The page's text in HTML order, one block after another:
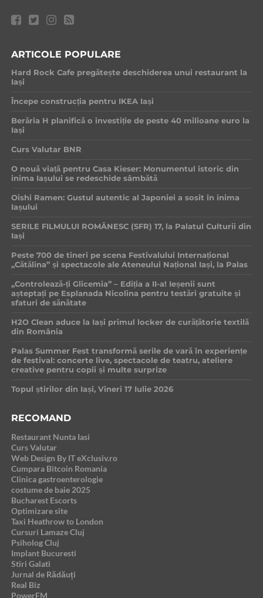
ARTICOLE POPULARE
Hard Rock Cafe pregătește deschiderea unui restaurant la
Iași
Începe construcția pentru IKEA Iași
Berăria H planifică o investiție de peste 40 milioane euro la
Iași
Curs Valutar BNR
O nouă viață pentru Casa Kieser: Monumentul istoric din
inima Iașului se redeschide sâmbătă
Oishi Ramen: Gustul autentic al Japoniei a sosit în inima
Iașului
SERILE FILMULUI ROMÂNESC (SFR) 17, la Palatul Culturii din
Iași
Peste 700 de tineri pe scena Festivalului Internațional
„Cătălina” și spectacole ale Ateneului Național Iași, la Palas
„Controlează-ți Glicemia” – Ediția a II-a! Ieșenii sunt
așteptați pe Esplanada Nicolina pentru testări gratuite și
sfaturi de sănătate
H2O Clean aduce la Iași primul locker de curățătorie textilă
din România
Palas Summer Fest transformă serile de vară în experiențe
de festival: concerte live, spectacole de teatru, ateliere
creative pentru copii și multe surprize
Topul știrilor din Iași, Vineri 17 Iulie 2026
RECOMAND
Restaurant Nunta Iasi
Curs Valutar
Web Design By IT eXclusiv.ro
Cumpara Bitcoin Romania
Clinica gastroenterologie
costume de baie 2025
Bucharest Escorts
Optimizare site
Taxi Heathrow to London
Cursuri Lamaze Cluj
Psiholog Cluj
Implant Bucuresti
Stiri Galati
Jurnal de Rădăuți
Real Biz
PowerFM